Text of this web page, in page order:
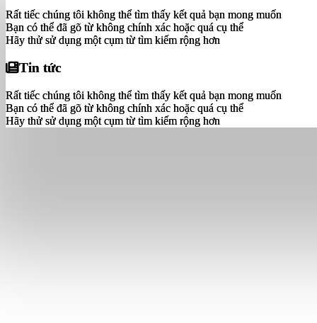
Rất tiếc chúng tôi không thể tìm thấy kết quả bạn mong muốn
Bạn có thể đã gõ từ không chính xác hoặc quá cụ thể
Hãy thử sử dụng một cụm từ tìm kiếm rộng hơn
Tin tức
Rất tiếc chúng tôi không thể tìm thấy kết quả bạn mong muốn
Bạn có thể đã gõ từ không chính xác hoặc quá cụ thể
Hãy thử sử dụng một cụm từ tìm kiếm rộng hơn
Rất tiếc chúng tôi không thể tìm thấy kết quả bạn mong muốn
Bạn có thể đã gõ từ không chính xác hoặc quá cụ thể
Hãy thử sử dụng một cụm từ tìm kiếm rộng hơn
Tin tức
Rất tiếc chúng tôi không thể tìm thấy kết quả bạn mong muốn
Bạn có thể đã gõ từ không chính xác hoặc quá cụ thể
Hãy thử sử dụng một cụm từ tìm kiếm rộng hơn